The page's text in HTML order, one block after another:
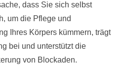
dass Sie sich selbst
um die Pflege und
Ihres Körpers kümmern, trägt
bei und unterstützt die
von Blockaden.